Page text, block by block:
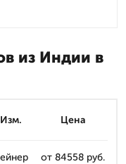
из Индии в
Цена
от 84558 руб.